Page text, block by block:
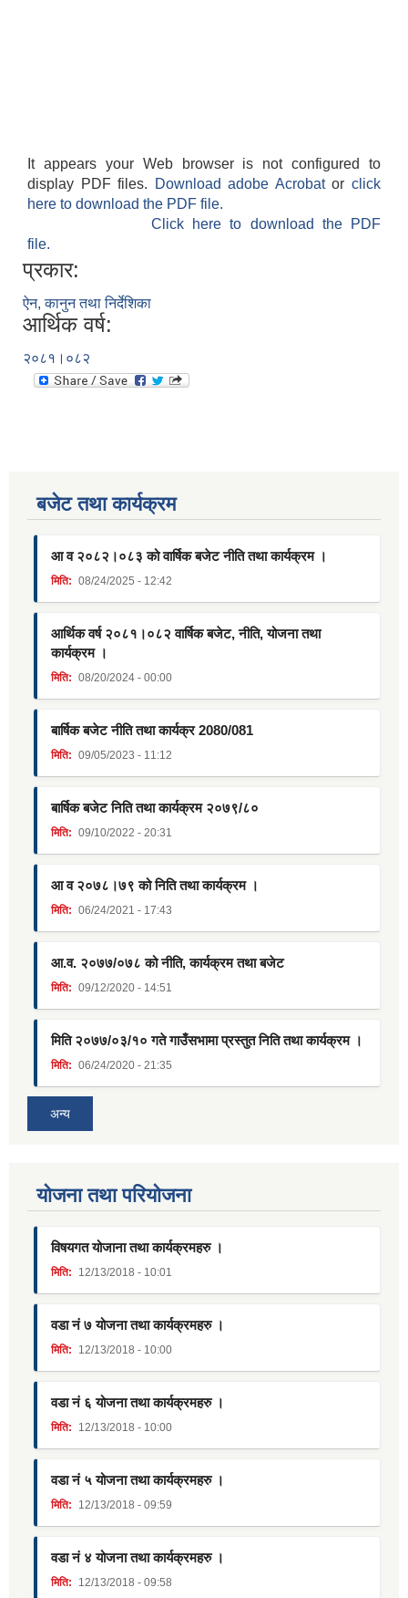
It appears your Web browser is not configured to
display PDF files.
Download adobe Acrobatorclick
here to download the PDF file.
Click here to download the PDF
file.
प्रकार:
ऐन, कानुन तथा निर्देशिका
आर्थिक वर्ष:
२०८१।०८२
बजेट तथा कार्यक्रम
आ व २०८२।०८३ को वार्षिक बजेट नीति तथा कार्यक्रम ।
मिति: 08/24/2025 - 12:42
आर्थिक वर्ष २०८१।०८२ वार्षिक बजेट, नीति, योजना तथा
कार्यक्रम ।
मिति: 08/20/2024 - 00:00
बार्षिक बजेट नीति तथा कार्यक्र 2080/081
मिति: 09/05/2023 - 11:12
बार्षिक बजेट निति तथा कार्यक्रम २०७९/८०
मिति: 09/10/2022 - 20:31
आ व २०७८।७९ को निति तथा कार्यक्रम ।
मिति: 06/24/2021 - 17:43
आ.व. २०७७/०७८ को नीति, कार्यक्रम तथा बजेट
मिति: 09/12/2020 - 14:51
मिति २०७७/०३/१० गते गाउँसभामा प्रस्तुत निति तथा कार्यक्रम ।
मिति: 06/24/2020 - 21:35
अन्य
याेजना तथा परियाेजना
विषयगत योजाना तथा कार्यक्रमहरु ।
मिति: 12/13/2018 - 10:01
वडा नं ७ योजना तथा कार्यक्रमहरु ।
मिति: 12/13/2018 - 10:00
वडा नं ६ योजना तथा कार्यक्रमहरु ।
मिति: 12/13/2018 - 10:00
वडा नं ५ योजना तथा कार्यक्रमहरु ।
मिति: 12/13/2018 - 09:59
वडा नं ४ योजना तथा कार्यक्रमहरु ।
मिति: 12/13/2018 - 09:58